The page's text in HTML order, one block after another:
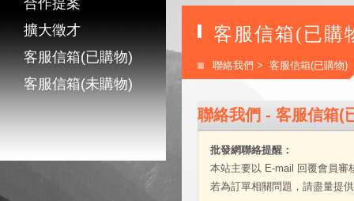
合作提案
擴大徵才
客服信箱(已購物)
客服信箱(未購物)
客服信箱(已購
聯絡我們 > 客服信箱(已購物)
聯絡我們 - 客服信箱(
批發網聯絡提醒：
本站主要以 E-mail 回覆會員審
若為訂單相關問題，請盡量提